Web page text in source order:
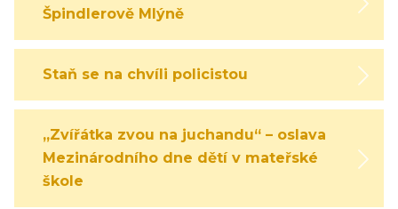
Špindlerově Mlýně
Staň se na chvíli policistou
„Zvířátka zvou na juchandu“ – oslava
Mezinárodního dne dětí v mateřské
škole